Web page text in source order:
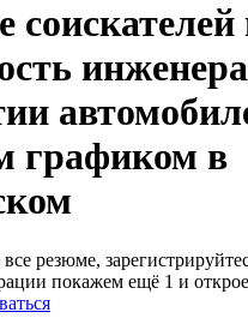
соискателей
графиком в
резюме,
покажем ещё 1 и